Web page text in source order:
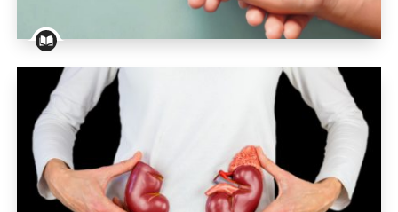
Informationsbroschüre für Patienten mit einem